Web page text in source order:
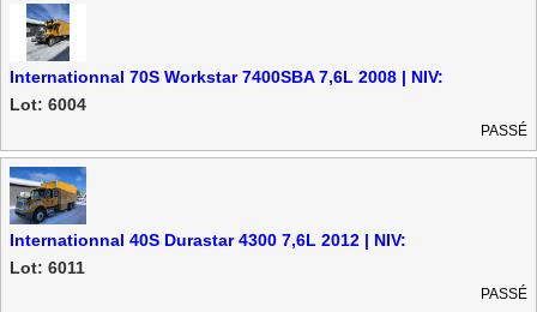
Internationnal 70S Workstar 7400SBA 7,6L 2008 | NIV:
1HTWCAAR58J569410 | FP
Lot: 6004
PASSÉ
Internationnal 40S Durastar 4300 7,6L 2012 | NIV:
1HTMNAAN1CH125231 | FP
Lot: 6011
PASSÉ